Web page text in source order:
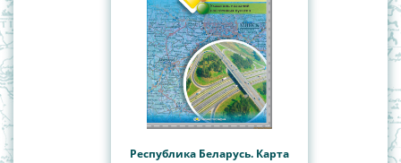
Республика Беларусь. Карта